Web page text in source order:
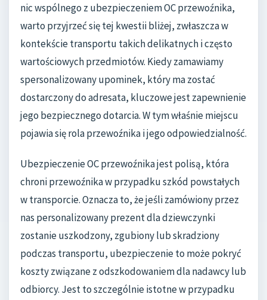
nic wspólnego z ubezpieczeniem OC przewoźnika,
warto przyjrzeć się tej kwestii bliżej, zwłaszcza w
kontekście transportu takich delikatnych i często
wartościowych przedmiotów. Kiedy zamawiamy
spersonalizowany upominek, który ma zostać
dostarczony do adresata, kluczowe jest zapewnienie
jego bezpiecznego dotarcia. W tym właśnie miejscu
pojawia się rola przewoźnika i jego odpowiedzialność.
Ubezpieczenie OC przewoźnika jest polisą, która
chroni przewoźnika w przypadku szkód powstałych
w transporcie. Oznacza to, że jeśli zamówiony przez
nas personalizowany prezent dla dziewczynki
zostanie uszkodzony, zgubiony lub skradziony
podczas transportu, ubezpieczenie to może pokryć
koszty związane z odszkodowaniem dla nadawcy lub
odbiorcy. Jest to szczególnie istotne w przypadku